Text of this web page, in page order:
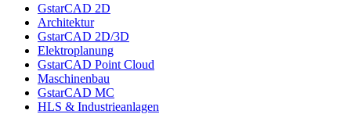
GstarCAD 2D
Architektur
GstarCAD 2D/3D
Elektroplanung
GstarCAD Point Cloud
Maschinenbau
GstarCAD MC
HLS & Industrieanlagen